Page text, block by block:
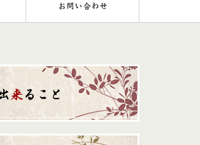
お問い合わせ